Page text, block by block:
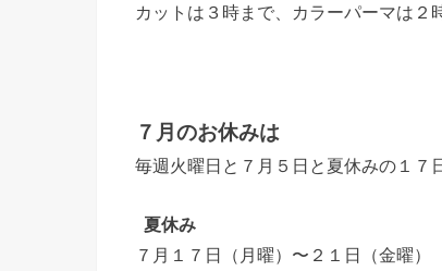
カットは３時まで、カラーパーマは２
７月のお休みは
毎週火曜日と７月５日と夏休みの１７
夏休み
７月１７日（月曜）〜２１日（金曜）